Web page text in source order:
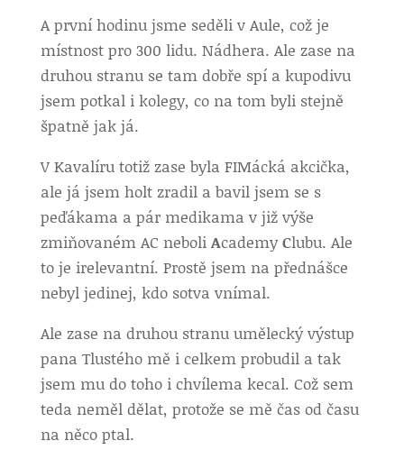
A první hodinu jsme seděli v Aule, což je
místnost pro 300 lidu. Nádhera. Ale zase na
druhou stranu se tam dobře spí a kupodivu
jsem potkal i kolegy, co na tom byli stejně
špatně jak já.
V Kavalíru totiž zase byla FIMácká akcička,
ale já jsem holt zradil a bavil jsem se s
peďákama a pár medikama v již výše
zmiňovaném AC neboli AcademyClubu. Ale
to je irelevantní. Prostě jsem na přednášce
nebyl jedinej, kdo sotva vnímal.
Ale zase na druhou stranu umělecký výstup
pana Tlustého mě i celkem probudil a tak
jsem mu do toho i chvílema kecal. Což sem
teda neměl dělat, protože se mě čas od času
na něco ptal.